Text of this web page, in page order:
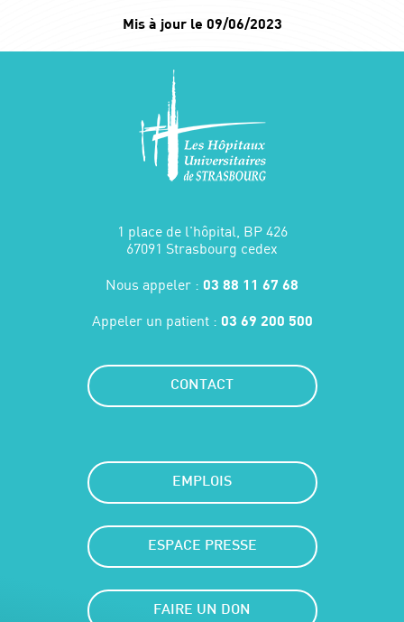
Mis à jour le 09/06/2023
1 place de l'hôpital, BP 426
67091 Strasbourg cedex
Nous appeler : 03 88 11 67 68
Appeler un patient : 03 69 200 500
CONTACT
EMPLOIS
ESPACE PRESSE
FAIRE UN DON